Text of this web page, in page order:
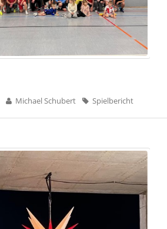
Michael Schubert Spielbericht